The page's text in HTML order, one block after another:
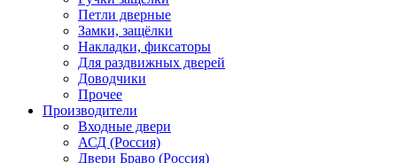
Петли дверные
Замки, защёлки
Накладки, фиксаторы
Для раздвижных дверей
Доводчики
Прочее
Производители
Входные двери
АСД (Россия)
Двери Браво (Россия)